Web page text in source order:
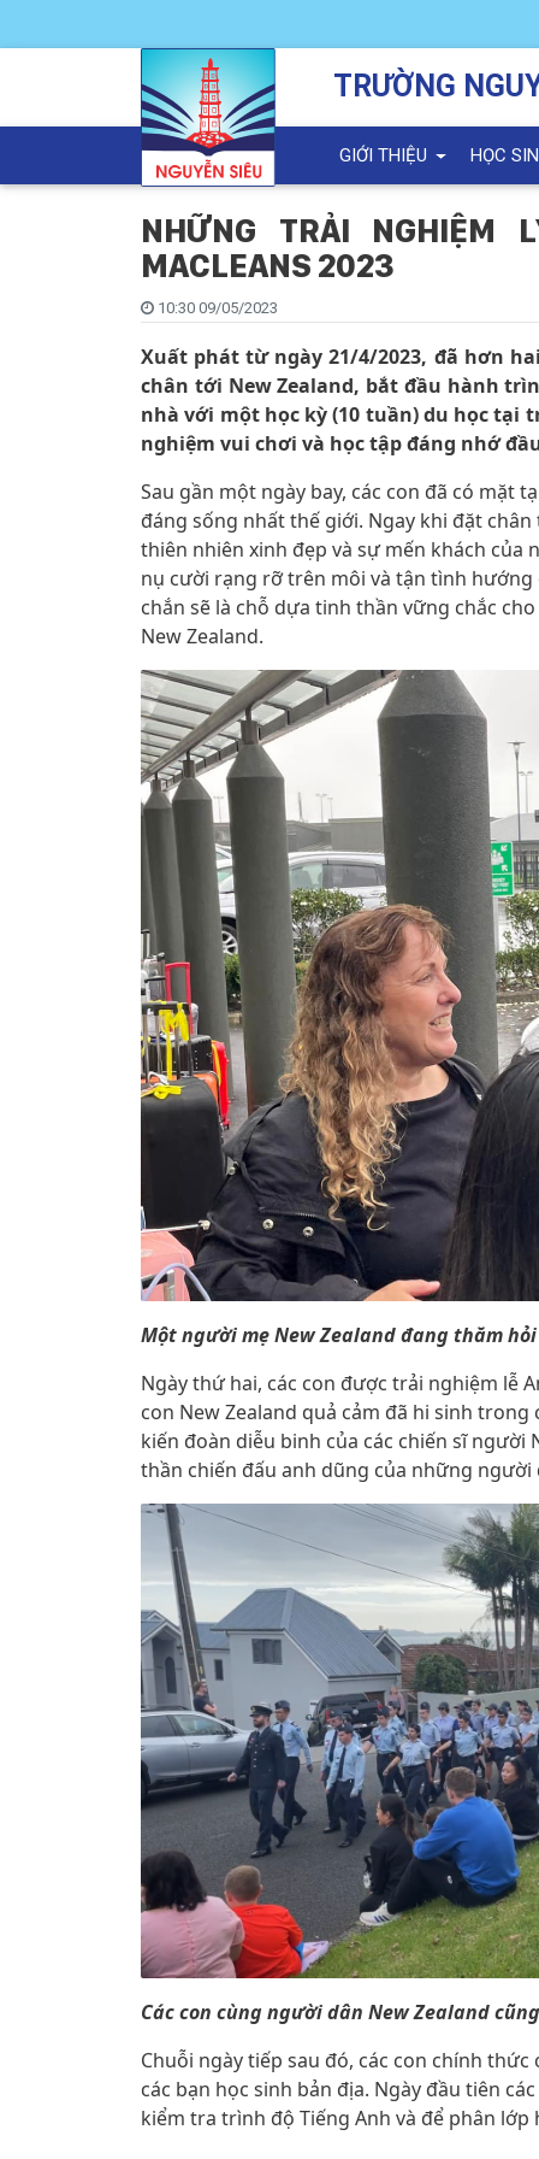
TRƯỜNG
GIỚI THIỆU HỌC
NHỮNG TRẢI NGHIỆM
MACLEANS 2023
10:30 09/05/2023
Xuất phát từ ngày 21/4/2023, đã hơn
chân tới New Zealand, bắt đầu hành
nhà với một học kỳ (10 tuần) du học tại
nghiệm vui chơi và học tập đáng nhớ
Sau gần một ngày bay, các con đã có
đáng sống nhất thế giới. Ngay khi đặt
thiên nhiên xinh đẹp và sự mến khách của
nụ cười rạng rỡ trên môi và tận tình hướng
chắn sẽ là chỗ dựa tinh thần vững chắc
New Zealand.
Một người mẹ New Zealand đang thăm
Ngày thứ hai, các con được trải nghiệm lễ
con New Zealand quả cảm đã hi sinh
kiến đoàn diễu binh của các chiến sĩ
thần chiến đấu anh dũng của những
Các con cùng người dân New Zealand
Chuỗi ngày tiếp sau đó, các con chính
các bạn học sinh bản địa. Ngày đầu tiên
kiểm tra trình độ Tiếng Anh và để phân